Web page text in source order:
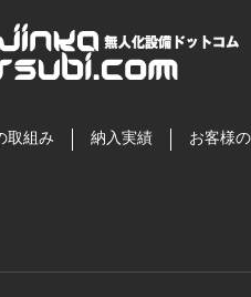
取組み 納入実績 お客様